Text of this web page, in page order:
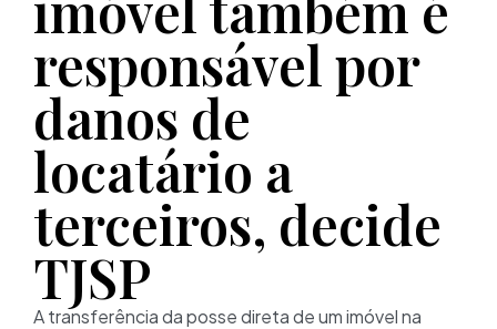
responsável por
danos de
locatário a
terceiros, decide
TJSP
A transferência da posse direta de um imóvel na